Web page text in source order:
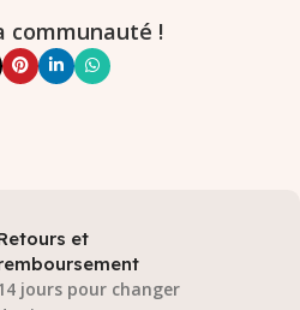
communauté !
et
jours pour changer